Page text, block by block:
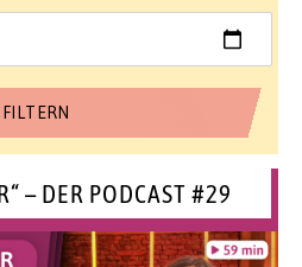
– DER PODCAST #29